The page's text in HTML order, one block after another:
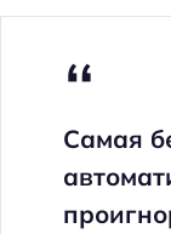
Самая